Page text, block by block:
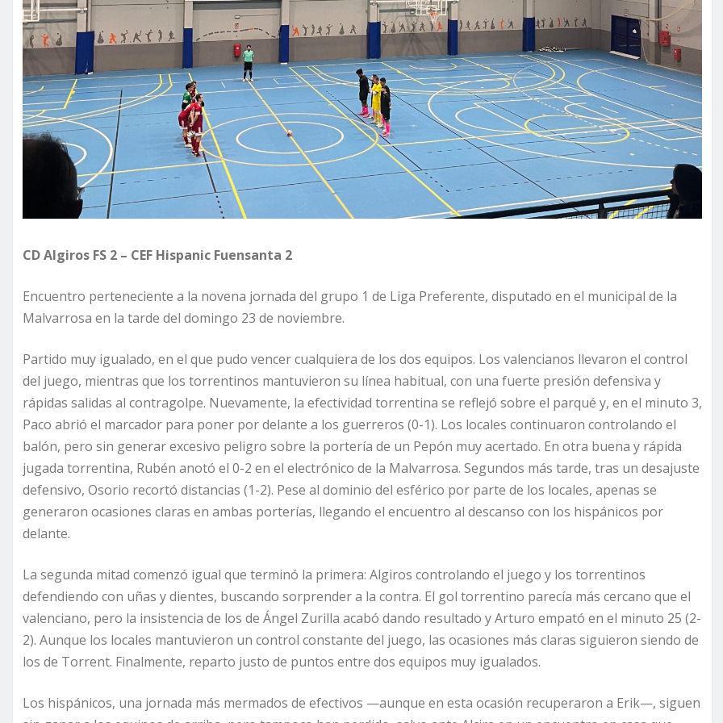
CD Algiros FS 2 – CEF Hispanic Fuensanta 2
Encuentro perteneciente a la novena jornada del grupo 1 de Liga Preferente, disputado en el municipal de la
Malvarrosa en la tarde del domingo 23 de noviembre.
Partido muy igualado, en el que pudo vencer cualquiera de los dos equipos. Los valencianos llevaron el control
del juego, mientras que los torrentinos mantuvieron su línea habitual, con una fuerte presión defensiva y
rápidas salidas al contragolpe. Nuevamente, la efectividad torrentina se reflejó sobre el parqué y, en el minuto 3,
Paco abrió el marcador para poner por delante a los guerreros (0-1). Los locales continuaron controlando el
balón, pero sin generar excesivo peligro sobre la portería de un Pepón muy acertado. En otra buena y rápida
jugada torrentina, Rubén anotó el 0-2 en el electrónico de la Malvarrosa. Segundos más tarde, tras un desajuste
defensivo, Osorio recortó distancias (1-2). Pese al dominio del esférico por parte de los locales, apenas se
generaron ocasiones claras en ambas porterías, llegando el encuentro al descanso con los hispánicos por
delante.
La segunda mitad comenzó igual que terminó la primera: Algiros controlando el juego y los torrentinos
defendiendo con uñas y dientes, buscando sorprender a la contra. El gol torrentino parecía más cercano que el
valenciano, pero la insistencia de los de Ángel Zurilla acabó dando resultado y Arturo empató en el minuto 25 (2-
2). Aunque los locales mantuvieron un control constante del juego, las ocasiones más claras siguieron siendo de
los de Torrent. Finalmente, reparto justo de puntos entre dos equipos muy igualados.
Los hispánicos, una jornada más mermados de efectivos —aunque en esta ocasión recuperaron a Erik—, siguen